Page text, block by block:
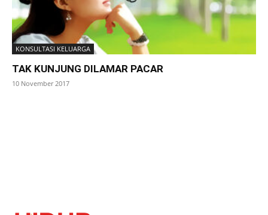
KONSULTASI KELUARGA
TAK KUNJUNG DILAMAR PACAR
10 November 2017